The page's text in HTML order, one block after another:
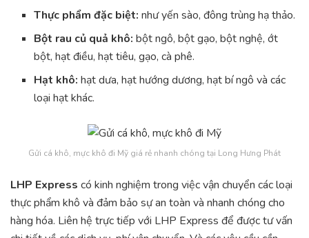
Thực phẩm đặc biệt: như yến sào, đông trùng hạ thảo.
Bột rau củ quả khô: bột ngô, bột gạo, bột nghệ, ớt
bột, hạt điều, hạt tiêu, gạo, cà phê.
Hạt khô: hạt dưa, hạt hướng dương, hạt bí ngô và các
loại hạt khác.
Gửi cá khô, mực khô đi Mỹ giá rẻ nhanh chóng tại Long Hưng Phát
LHP Express có kinh nghiệm trong việc vận chuyển các loại
thực phẩm khô và đảm bảo sự an toàn và nhanh chóng cho
hàng hóa. Liên hệ trực tiếp với LHP Express để được tư vấn